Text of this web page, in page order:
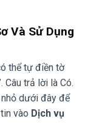
Và Sử Dụng
thể tự điền tờ
Câu trả lời là Có.
dưới đây để
vào Dịch vụ